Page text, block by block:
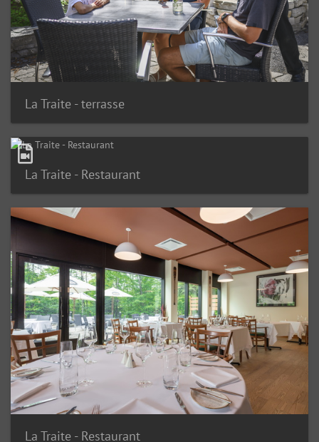
La Traite - terrasse
La Traite - Restaurant
La Traite - Restaurant